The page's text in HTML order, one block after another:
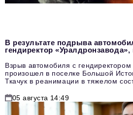
В результате подрыва
гендиректор
Взрыв автомобиля с
произошел в поселке Большой
Ткачук в реанимации в тяжелом
05 августа 14:49